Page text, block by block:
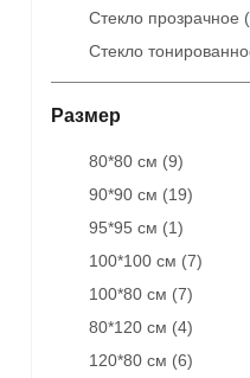
Стекло прозрачное (
Стекло
Размер
80*80 см (9)
90*90 см (19)
95*95 см (1)
100*100 см (7)
100*80 см (7)
80*120 см (4)
120*80 см (6)